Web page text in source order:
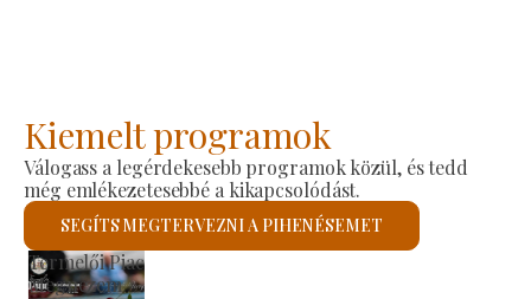
Kiemelt programok
Válogass a legérdekesebb programok közül, és tedd
még emlékezetesebbé a kikapcsolódást.
SEGÍTS MEGTERVEZNI A PIHENÉSEMET
Szent László Római Katolikus Templom
Megnézem